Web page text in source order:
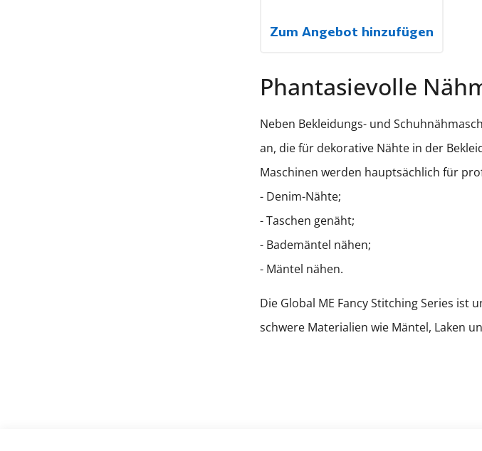
Zum Angebot hinzufügen
Phantasievolle
Neben Bekleidungs- und
an, die für dekorative Nähte in der
Maschinen werden hauptsächlich für
- Denim-Nähte;
- Taschen genäht;
- Bademäntel nähen;
- Mäntel nähen.
Die Global ME Fancy Stitching Series ist
schwere Materialien wie Mäntel, Laken